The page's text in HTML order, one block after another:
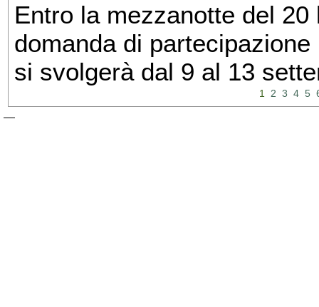
Entro la mezzanotte del
domanda di
si svolgerà dal 9 al 13
1 2 3 4 5